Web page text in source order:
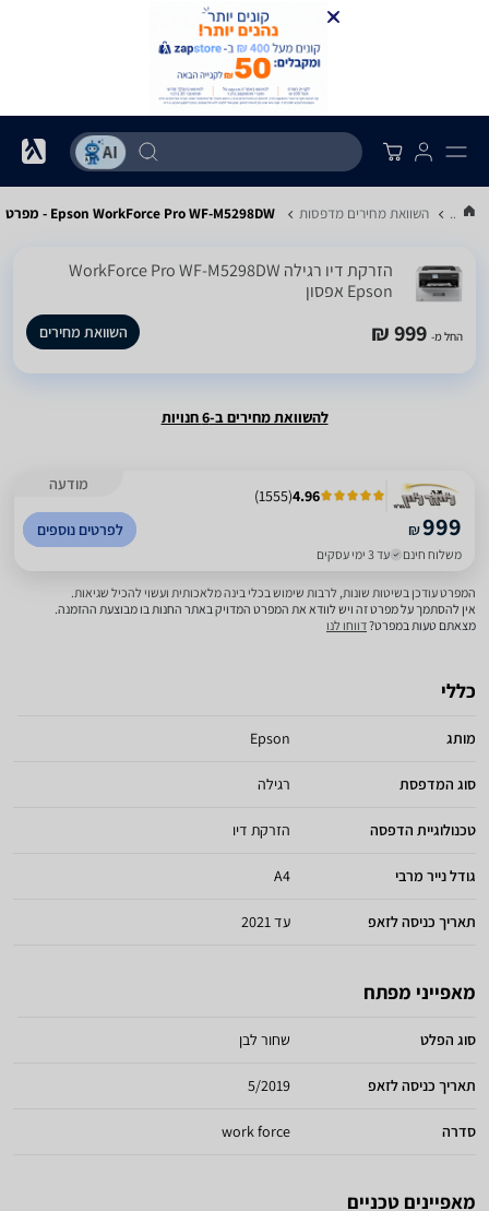
... השוואת מחירים מדפסות Epson WorkForce Pro WF-M5298DW‎ - מפרט
‏הזרקת דיו ‏רגילה WorkForce Pro WF-M5298DW‎
Epson אפסון
החל מ- 999 ₪ השוואת מחירים
להשוואת מחירים ב-6 חנויות
מודעה
4.96
(
1555
)
₪999
משלוח חינם עד 3 ימי עסקים
לפרטים נוספים
המפרט עודכן בשיטות שונות, לרבות שימוש בכלי בינה מלאכותית ועשוי להכיל שגיאות.
אין להסתמך על מפרט זה ויש לוודא את המפרט המדויק באתר החנות בו מבוצעת ההזמנה.
מצאתם טעות במפרט?דווחו לנו
כללי
מותג Epson
סוג המדפסת רגילה
טכנולוגיית הדפסה הזרקת דיו
גודל נייר מרבי A4
תאריך כניסה לזאפ עד 2021
מאפייני מפתח
סוג הפלט שחור לבן
תאריך כניסה לזאפ 5/2019
סדרה work force
מאפיינים טכניים